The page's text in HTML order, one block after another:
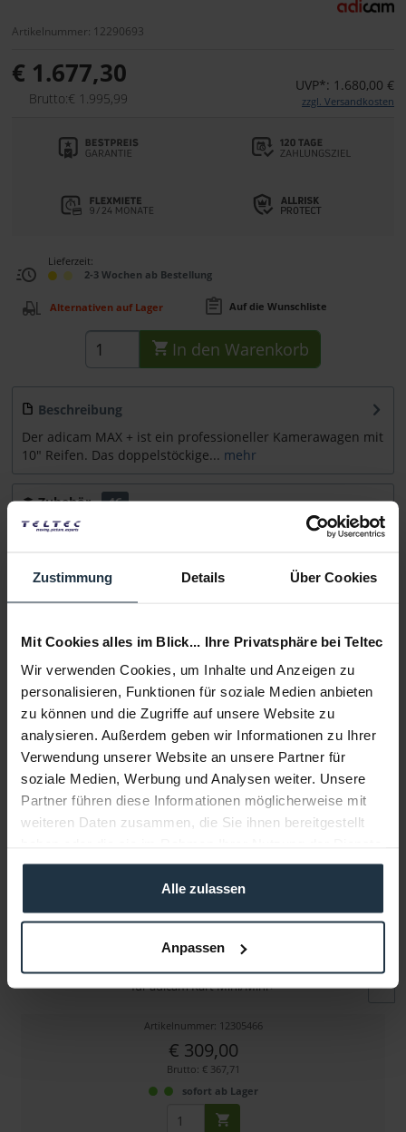
Zustimmung Details Über Cookies
Mit Cookies alles im Blick... Ihre Privatsphäre bei Teltec
Wir verwenden Cookies, um Inhalte und Anzeigen zu
personalisieren, Funktionen für soziale Medien anbieten
zu können und die Zugriffe auf unsere Website zu
analysieren. Außerdem geben wir Informationen zu Ihrer
Verwendung unserer Website an unsere Partner für
soziale Medien, Werbung und Analysen weiter. Unsere
Partner führen diese Informationen möglicherweise mit
weiteren Daten zusammen, die Sie ihnen bereitgestellt
gesammelt haben.
Alle zulassen
Anpassen
Artikelnummer: 12290693
€ 1.677,30
Brutto:€ 1.995,99
UVP*: 1.680,00 €
zzgl. Versandkosten
Lieferzeit:
2-3 Wochen ab Bestellung
Alternativen auf Lager Auf die Wunschliste
In den Warenkorb
Beschreibung
Der adicam MAX + ist ein professioneller Kamerawagen mit
10" Reifen. Das doppelstöckige... mehr
Zubehör
46
Zubehör und Empfehlungen
Beratung
Medien
Infos zu Hersteller & Produktsicherheit
Folgende Infos zum Hersteller sind verfübar...... mehr
Weitere Artikel von adicam ansehen
adicam Mini Middle Shelf
für adicam Kart Mini/Mini+
Artikelnummer: 12305466
€ 309,00
Brutto: € 367,71
sofort ab Lager